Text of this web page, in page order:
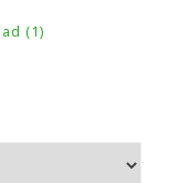
(1)